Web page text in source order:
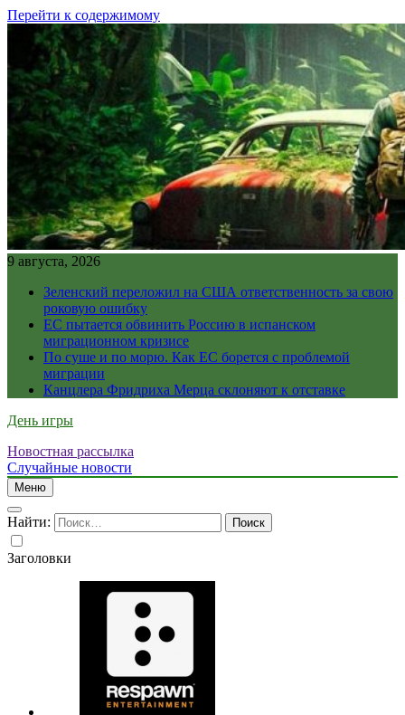
Перейти к содержимому
9 августа, 2026
Зеленский переложил на США ответственность за свою
роковую ошибку
ЕС пытается обвинить Россию в испанском
миграционном кризисе
По суше и по морю. Как ЕС борется с проблемой
миграции
Канцлера Фридриха Мерца склоняют к отставке
День игры
Новостная рассылка
Случайные новости
Меню
Найти:
Заголовки